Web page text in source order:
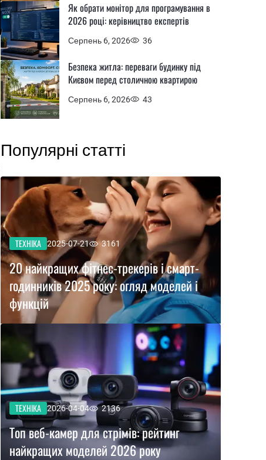
Серпень 6, 2026 36
Як обрати монітор для програмування в
2026 році: керівництво експертів
Серпень 6, 2026 43
Безпека житла: переваги будинку під
Києвом перед столичною квартирою
Популярні статті
ТЕХНІКА 2025-07-21 3161
20 найкращих фітнес-трекерів і смарт-
годинників 2025 року: огляд моделей і
функцій
ТЕХНІКА 2026-04-04 2136
Топ веб-камер для стрімів: рейтинг
найкращих моделей 2026 року